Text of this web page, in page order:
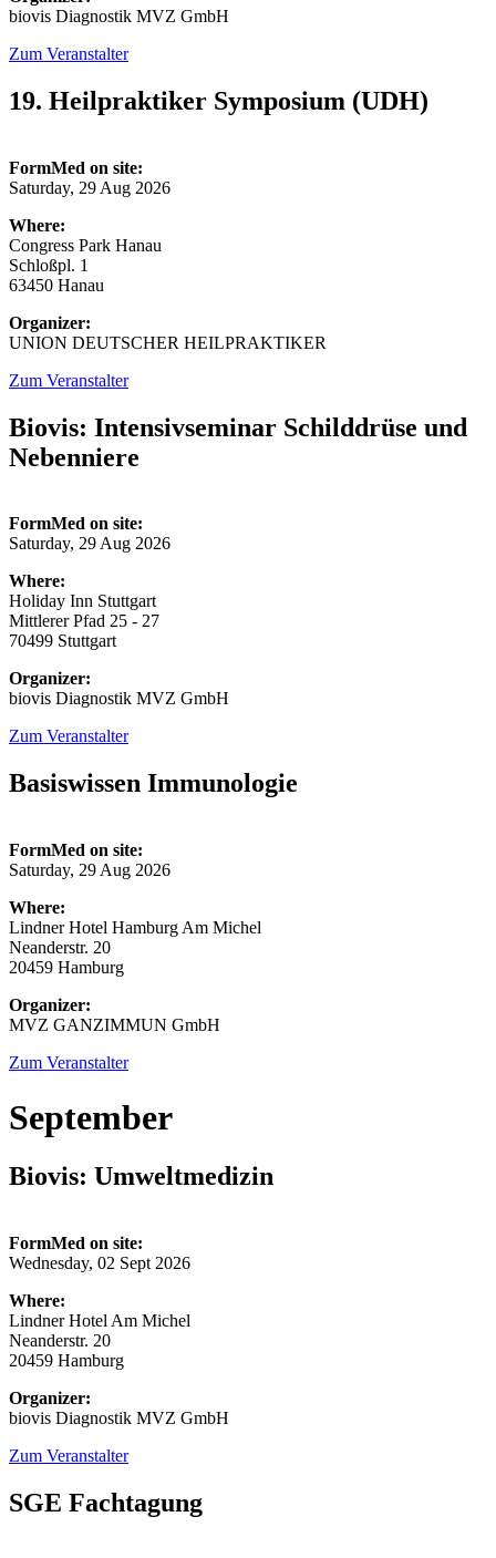
biovis Diagnostik MVZ GmbH
Zum Veranstalter
19. Heilpraktiker Symposium (UDH)
FormMed on site:
Saturday, 29 Aug 2026
Where:
Congress Park Hanau
Schloßpl. 1
63450 Hanau
Organizer:
UNION DEUTSCHER HEILPRAKTIKER
Zum Veranstalter
Biovis: Intensivseminar Schilddrüse und
Nebenniere
FormMed on site:
Saturday, 29 Aug 2026
Where:
Holiday Inn Stuttgart
Mittlerer Pfad 25 - 27
70499 Stuttgart
Organizer:
biovis Diagnostik MVZ GmbH
Zum Veranstalter
Basiswissen Immunologie
FormMed on site:
Saturday, 29 Aug 2026
Where:
Lindner Hotel Hamburg Am Michel
Neanderstr. 20
20459 Hamburg
Organizer:
MVZ GANZIMMUN GmbH
Zum Veranstalter
September
Biovis: Umweltmedizin
FormMed on site:
Wednesday, 02 Sept 2026
Where:
Lindner Hotel Am Michel
Neanderstr. 20
20459 Hamburg
Organizer:
biovis Diagnostik MVZ GmbH
Zum Veranstalter
SGE Fachtagung